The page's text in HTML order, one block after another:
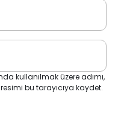
kullanılmak üzere adımı,
bu tarayıcıya kaydet.